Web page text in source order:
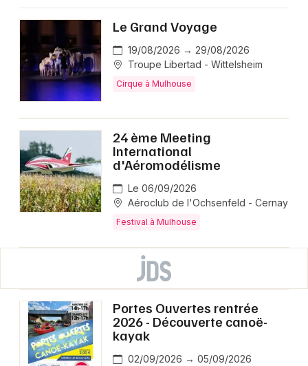
Le Grand Voyage
19/08/2026 → 29/08/2026
Troupe Libertad - Wittelsheim
Cirque à Mulhouse
24 ème Meeting
International
d'Aéromodélisme
Le 06/09/2026
Aéroclub de l'Ochsenfeld - Cernay
Festival à Mulhouse
Portes Ouvertes rentrée
2026 - Découverte canoë-
kayak
02/09/2026 → 05/09/2026